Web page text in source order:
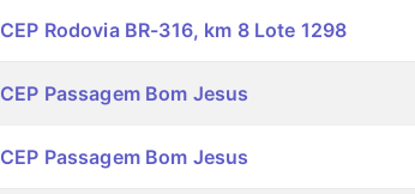
CEP Rodovia BR-316, km 8 Lote 1298
CEP Passagem Bom Jesus
CEP Passagem Bom Jesus